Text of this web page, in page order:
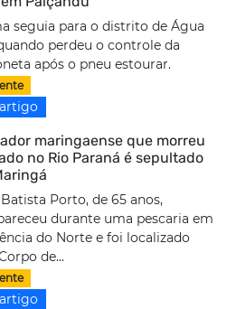
seguia para o distrito de Água
perdeu o controle da
após o pneu estourar.
maringaense que morreu
no Rio Paraná é sepultado
Porto, de 65 anos,
durante uma pescaria em
do Norte e foi localizado
de...